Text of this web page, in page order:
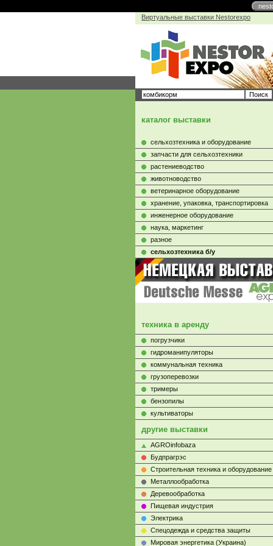
Виртуальные выставки Nestorexpo
каталог выставки
сельхозтехника и оборудование
запчасти для сельхозтехники
растениеводство
животноводство
ветеринарное оборудование
хранение, упаковка, транспортировка
инженерное оборудование
наука, маркетинг
разное
сельхозтехника б/у
техника в аренду
погрузчики
гидроманипуляторы
коммунальная техника
грузоперевозки
тримеры
бензопилы
культиваторы
другие выставки
AGROinfobaza
Будпрагрэс
Строительная техника и оборудование
Металлообработка
Деревообработка
Пищевая индустрия
Электрика
Cпецодежда и средства защиты
Мировая энергетика (Украина)